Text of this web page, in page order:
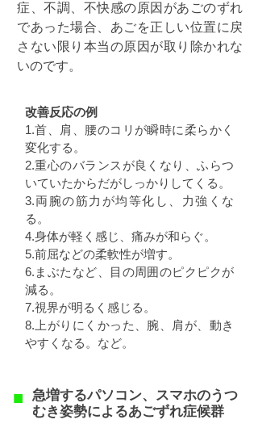
症、不調、不快感の原因があごのずれ
であった場合、あごを正しい位置に戻
さない限り本当の原因が取り除かれな
いのです。
改善反応の例
1.首、肩、腰のコリが瞬時に柔らかく
変化する。
2.重心のバランスが良くなり、ふらつ
いていたからだがしっかりしてくる。
3.両腕の筋力が均等化し、力強くな
る。
4.身体が軽く感じ、痛みが和らぐ。
5.前屈などの柔軟性が増す。
6.まぶたなど、目の周囲のピクピクが
減る。
7.視界が明るく感じる。
8.上がりにくかった、腕、肩が、動き
やすくなる。など。
​■
急増するパソコン、スマホのうつ
むき姿勢によるあごずれ症候群